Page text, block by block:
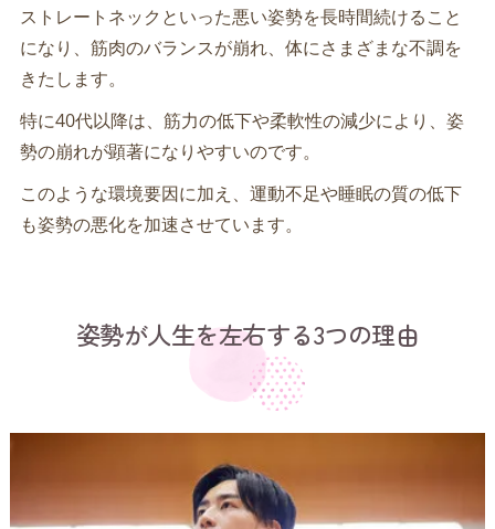
ストレートネックといった悪い姿勢を長時間続けること
になり、筋肉のバランスが崩れ、体にさまざまな不調を
きたします。
特に40代以降は、筋力の低下や柔軟性の減少により、姿
勢の崩れが顕著になりやすいのです。
このような環境要因に加え、運動不足や睡眠の質の低下
も姿勢の悪化を加速させています。
姿勢が人生を左右する3つの理由